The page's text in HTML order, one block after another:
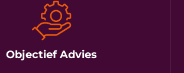
Objectief Advies